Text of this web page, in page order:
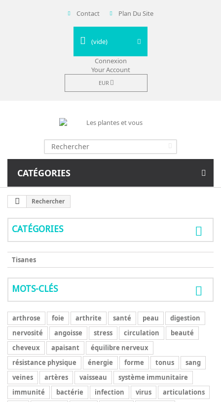
Contact Plan Du Site
(vide)
Connexion
Your Account
EUR
CATÉGORIES
Rechercher
CATÉGORIES
Tisanes
MOTS-CLÉS
arthrose foie arthrite santé peau
digestion
nervosité
angoisse stress circulation
beauté
cheveux
apaisant
équilibre nerveux
résistance physique
énergie forme tonus
sang
veines
artères vaisseau
système immunitaire
immunité
bactérie infection virus
articulations